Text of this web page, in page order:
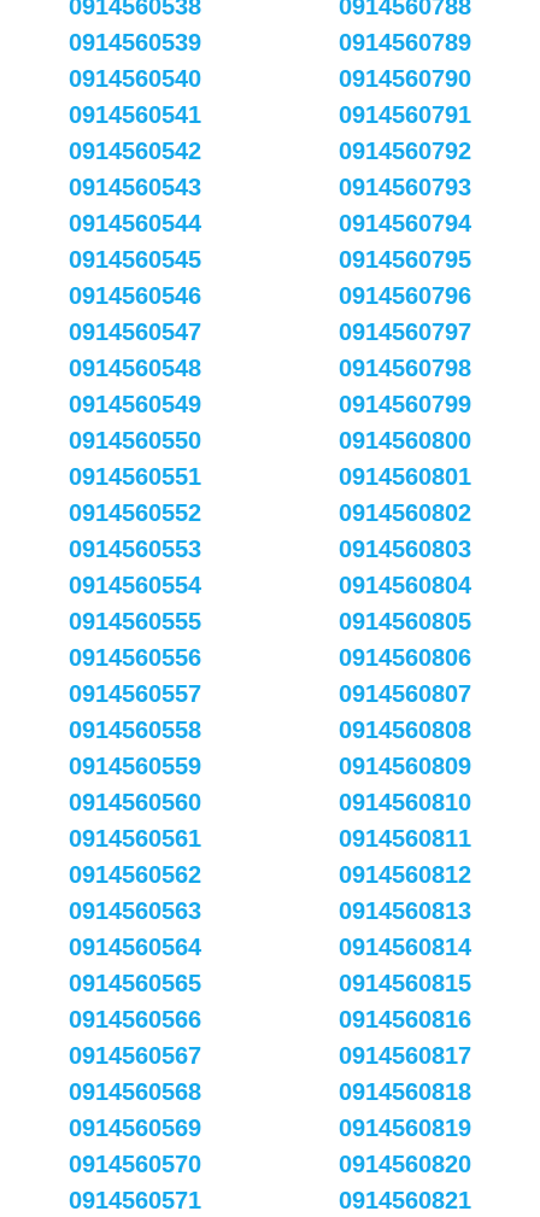
0914560538
0914560539
0914560540
0914560541
0914560542
0914560543
0914560544
0914560545
0914560546
0914560547
0914560548
0914560549
0914560550
0914560551
0914560552
0914560553
0914560554
0914560555
0914560556
0914560557
0914560558
0914560559
0914560560
0914560561
0914560562
0914560563
0914560564
0914560565
0914560566
0914560567
0914560568
0914560569
0914560570
0914560571
0914560788
0914560789
0914560790
0914560791
0914560792
0914560793
0914560794
0914560795
0914560796
0914560797
0914560798
0914560799
0914560800
0914560801
0914560802
0914560803
0914560804
0914560805
0914560806
0914560807
0914560808
0914560809
0914560810
0914560811
0914560812
0914560813
0914560814
0914560815
0914560816
0914560817
0914560818
0914560819
0914560820
0914560821